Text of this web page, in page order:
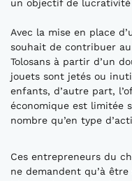
un objectif de lucrativité
Avec la mise en place
souhait de contribuer
Tolosans à partir d’un
jouets sont jetés ou
enfants, d’autre part,
économique est limitée
nombre qu’en type
Ces entrepreneurs du
ne demandent qu’à